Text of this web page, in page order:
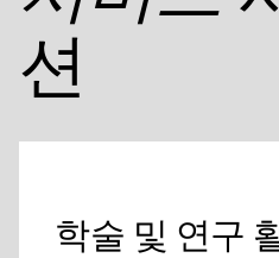
션
학술 및 연구